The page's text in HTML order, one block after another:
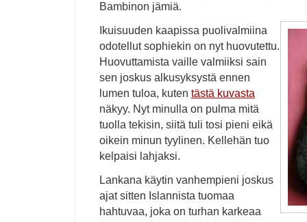
Bambinon jämiä.
Ikuisuuden kaapissa puolivalmiina
odotellut sophiekin on nyt huovutettu.
Huovuttamista vaille valmiiksi sain
sen joskus alkusyksystä ennen
lumen tuloa, kuten tästä kuvasta
näkyy. Nyt minulla on pulma mitä
tuolla tekisin, siitä tuli tosi pieni eikä
oikein minun tyylinen. Kellehän tuo
kelpaisi lahjaksi.
Lankana käytin vanhempieni joskus
ajat sitten Islannista tuomaa
hahtuvaa, joka on turhan karkeaa